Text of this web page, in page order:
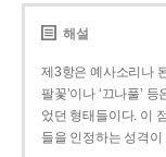
해설
제3항은 예사소리나
팔꽃’이나 ‘끄나풀’
었던 형태들이다. 이
들을 인정하는 성격이